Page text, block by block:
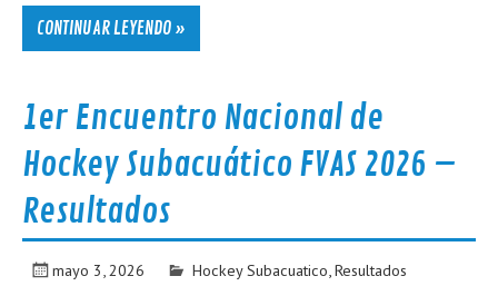
CONTINUAR LEYENDO »
1er Encuentro Nacional de
Hockey Subacuático FVAS 2026 –
Resultados
mayo 3, 2026 Hockey Subacuatico Resultados